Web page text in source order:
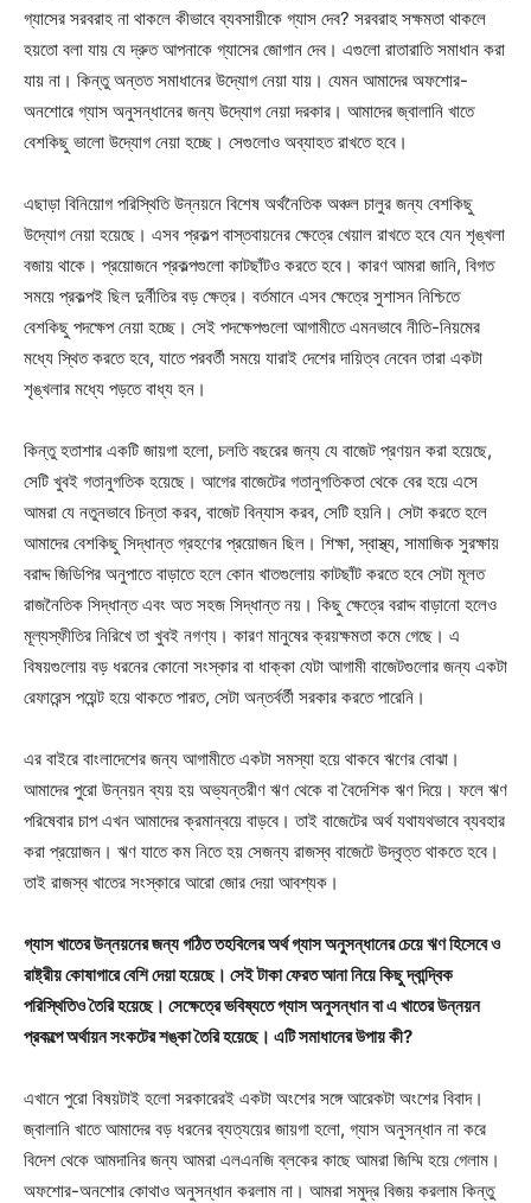
গ্যাসের সরবরাহ না থাকলে কীভাবে ব্যবসায়ীকে গ্যাস দেব? সরবরাহ সক্ষমতা থাকলে
হয়তো বলা যায় যে দ্রুত আপনাকে গ্যাসের জোগান দেব। এগুলো রাতারাতি সমাধান করা
যায় না। কিন্তু অন্তত সমাধানের উদ্যোগ নেয়া যায়। যেমন আমাদের অফশোর-
অনশোরে গ্যাস অনুসন্ধানের জন্য উদ্যোগ নেয়া দরকার। আমাদের জ্বালানি খাতে
বেশকিছু ভালো উদ্যোগ নেয়া হচ্ছে। সেগুলোও অব্যাহত রাখতে হবে।
এছাড়া বিনিয়োগ পরিস্থিতি উন্নয়নে বিশেষ অর্থনৈতিক অঞ্চল চালুর জন্য বেশকিছু
উদ্যোগ নেয়া হয়েছে। এসব প্রকল্প বাস্তবায়নের ক্ষেত্রে খেয়াল রাখতে হবে যেন শৃঙ্খলা
বজায় থাকে। প্রয়োজনে প্রকল্পগুলো কাটছাঁটও করতে হবে। কারণ আমরা জানি, বিগত
সময়ে প্রকল্পই ছিল দুর্নীতির বড় ক্ষেত্র। বর্তমানে এসব ক্ষেত্রে সুশাসন নিশ্চিতে
বেশকিছু পদক্ষেপ নেয়া হচ্ছে। সেই পদক্ষেপগুলো আগামীতে এমনভাবে নীতি-নিয়মের
মধ্যে স্থিত করতে হবে, যাতে পরবর্তী সময়ে যারাই দেশের দায়িত্ব নেবেন তারা একটা
শৃঙ্খলার মধ্যে পড়তে বাধ্য হন।
কিন্তু হতাশার একটি জায়গা হলো, চলতি বছরের জন্য যে বাজেট প্রণয়ন করা হয়েছে,
সেটি খুবই গতানুগতিক হয়েছে। আগের বাজেটের গতানুগতিকতা থেকে বের হয়ে এসে
আমরা যে নতুনভাবে চিন্তা করব, বাজেট বিন্যাস করব, সেটি হয়নি। সেটা করতে হলে
আমাদের বেশকিছু সিদ্ধান্ত গ্রহণের প্রয়োজন ছিল। শিক্ষা, স্বাস্থ্য, সামাজিক সুরক্ষায়
বরাদ্দ জিডিপির অনুপাতে বাড়াতে হলে কোন খাতগুলোয় কাটছাঁট করতে হবে সেটা মূলত
রাজনৈতিক সিদ্ধান্ত এবং অত সহজ সিদ্ধান্ত নয়। কিছু ক্ষেত্রে বরাদ্দ বাড়ানো হলেও
মূল্যস্ফীতির নিরিখে তা খুবই নগণ্য। কারণ মানুষের ক্রয়ক্ষমতা কমে গেছে। এ
বিষয়গুলোয় বড় ধরনের কোনো সংস্কার বা ধাক্কা যেটা আগামী বাজেটগুলোর জন্য একটা
রেফারেন্স পয়েন্ট হয়ে থাকতে পারত, সেটা অন্তর্বর্তী সরকার করতে পারেনি।
এর বাইরে বাংলাদেশের জন্য আগামীতে একটা সমস্যা হয়ে থাকবে ঋণের বোঝা।
আমাদের পুরো উন্নয়ন ব্যয় হয় অভ্যন্তরীণ ঋণ থেকে বা বৈদেশিক ঋণ দিয়ে। ফলে ঋণ
পরিষেবার চাপ এখন আমাদের ক্রমান্বয়ে বাড়বে। তাই বাজেটের অর্থ যথাযথভাবে ব্যবহার
করা প্রয়োজন। ঋণ যাতে কম নিতে হয় সেজন্য রাজস্ব বাজেটে উদ্বৃত্ত থাকতে হবে।
তাই রাজস্ব খাতের সংস্কারে আরো জোর দেয়া আবশ্যক।
গ্যাস খাতের উন্নয়নের জন্য গঠিত তহবিলের অর্থ গ্যাস অনুসন্ধানের চেয়ে ঋণ হিসেবে ও
রাষ্ট্রীয় কোষাগারে বেশি দেয়া হয়েছে। সেই টাকা ফেরত আনা নিয়ে কিছু দ্বান্দ্বিক
পরিস্থিতিও তৈরি হয়েছে। সেক্ষেত্রে ভবিষ্যতে গ্যাস অনুসন্ধান বা এ খাতের উন্নয়ন
প্রকল্পে অর্থায়ন সংকটের শঙ্কা তৈরি হয়েছে। এটি সমাধানের উপায় কী?
এখানে পুরো বিষয়টাই হলো সরকারেরই একটা অংশের সঙ্গে আরেকটা অংশের বিবাদ।
জ্বালানি খাতে আমাদের বড় ধরনের ব্যত্যয়ের জায়গা হলো, গ্যাস অনুসন্ধান না করে
বিদেশ থেকে আমদানির জন্য আমরা এলএনজি ব্লকের কাছে আমরা জিম্মি হয়ে গেলাম।
অফশোর-অনশোর কোথাও অনুসন্ধান করলাম না। আমরা সমুদ্র বিজয় করলাম কিন্তু